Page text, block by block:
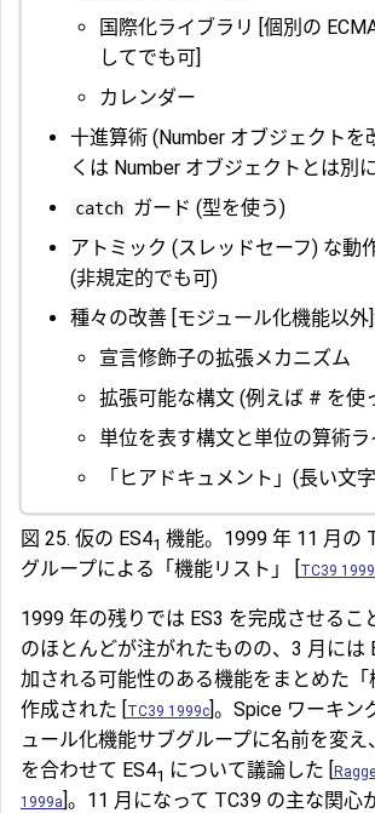
国際化ライブラリ [個別の
してでも可]
カレンダー
十進算術 (Number オブジェクトを
くは Number オブジェクトとは別
catch ガード (型を使う)
アトミック (スレッドセーフ) な動
(非規定的でも可)
種々の改善 [モジュール化機能以外]:
宣言修飾子の拡張メカニズム
拡張可能な構文 (例えば # を使
単位を表す構文と単位の算術ラ
「ヒアドキュメント」(長い文
図 25. 仮の ES41 機能。1999 年 11 月の
グループによる「機能リスト」 [TC39
1999 年の残りでは ES3 を完成させるこ
のほとんどが注がれたものの、3 月には
加される可能性のある機能をまとめた
作成された [TC39 1999c]。Spice ワーキン
ュール化機能サブグループに名前を変
を合わせて ES41 について議論した [
1999a]。11 月になって TC39 の主な関心